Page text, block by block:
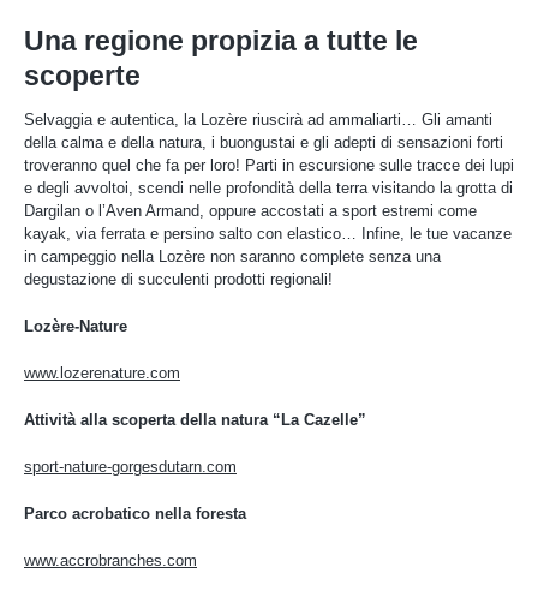
Una regione propizia a tutte le
scoperte
Selvaggia e autentica, la Lozère riuscirà ad ammaliarti… Gli amanti
della calma e della natura, i buongustai e gli adepti di sensazioni forti
troveranno quel che fa per loro! Parti in escursione sulle tracce dei lupi
e degli avvoltoi, scendi nelle profondità della terra visitando la grotta di
Dargilan o l’Aven Armand, oppure accostati a sport estremi come
kayak, via ferrata e persino salto con elastico… Infine, le tue vacanze
in campeggio nella Lozère non saranno complete senza una
degustazione di succulenti prodotti regionali!
Lozère-Nature
www.lozerenature.com
Attività alla scoperta della natura “La Cazelle”
sport-nature-gorgesdutarn.com
Parco acrobatico nella foresta
www.accrobranches.com